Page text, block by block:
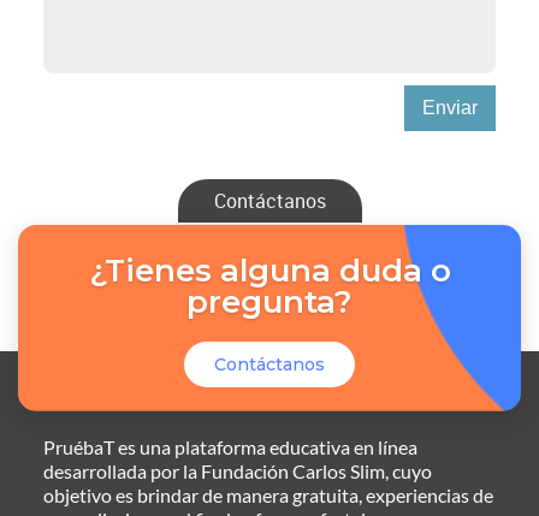
Enviar
Contáctanos
¿Tienes alguna duda o
pregunta?
Contáctanos
PruébaT es una plataforma educativa en línea
desarrollada por la Fundación Carlos Slim, cuyo
objetivo es brindar de manera gratuita, experiencias de